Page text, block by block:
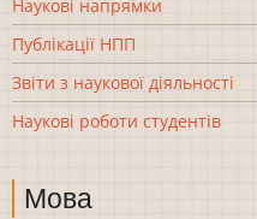
Наукові напрямки
Публікації НПП
Звіти з наукової діяльності
Наукові роботи студентів
Мова